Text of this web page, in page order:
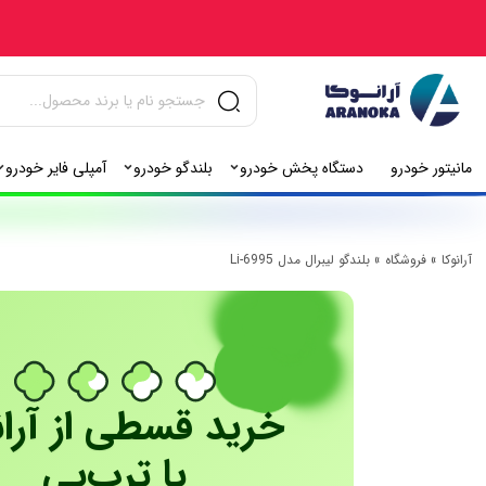
مانیتور خودرو دستگاه پخش خودرو بلندگو خودرو آمپلی فایر خودرو
آرانوکا »فروشگاه »بلندگو لیبرال مدل Li-6995
خرید قسطی از